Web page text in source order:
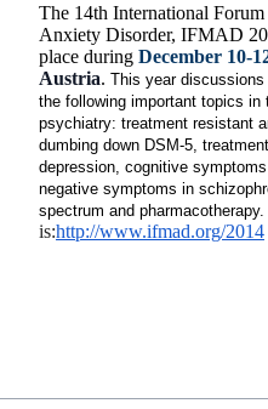
The 14th International
Anxiety Disorder, IFMAD
place during December 10-
Austria. This year
the following important topics in
psychiatry: treatment resistant
dumbing down DSM-5,
depression, cognitive symptoms
negative symptoms in
spectrum and pharmacotherapy.
is:http://www.ifmad.org/2014